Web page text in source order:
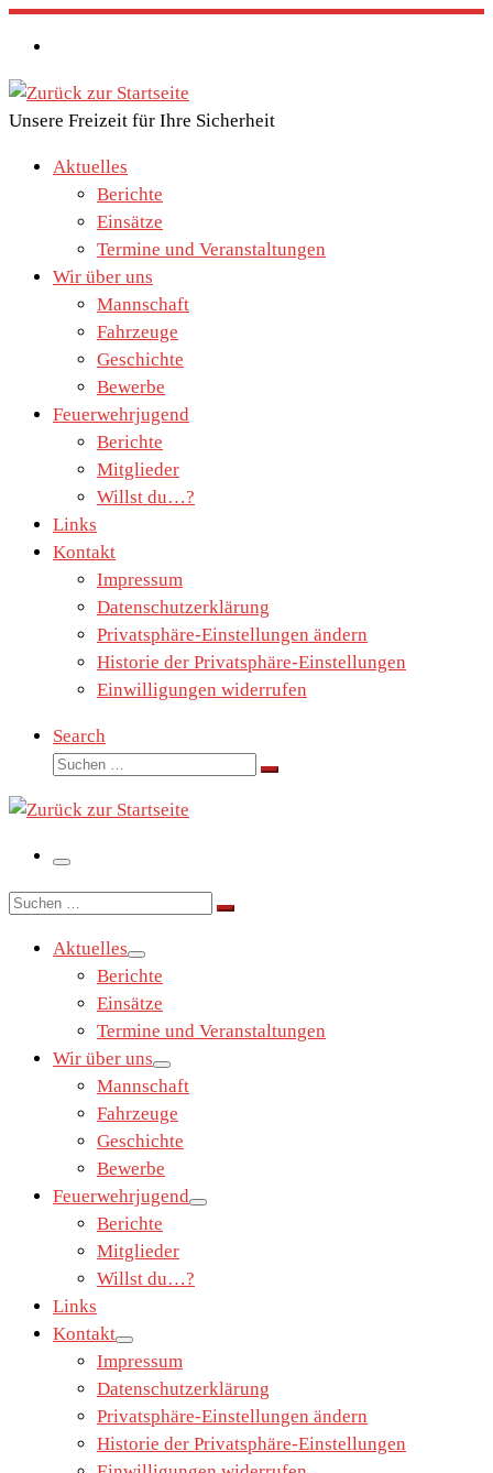
Zum
Inhalt
springen
Unsere Freizeit für Ihre Sicherheit
Aktuelles
Berichte
Einsätze
Termine und Veranstaltungen
Wir über uns
Mannschaft
Fahrzeuge
Geschichte
Bewerbe
Feuerwehrjugend
Berichte
Mitglieder
Willst du…?
Links
Kontakt
Impressum
Datenschutzerklärung
Privatsphäre-Einstellungen ändern
Historie der Privatsphäre-Einstellungen
Einwilligungen widerrufen
Search
Suche
Suchen …
Menü
Suche
Suchen …
Aktuelles
Berichte
Einsätze
Termine und Veranstaltungen
Wir über uns
Mannschaft
Fahrzeuge
Geschichte
Bewerbe
Feuerwehrjugend
Berichte
Mitglieder
Willst du…?
Links
Kontakt
Impressum
Datenschutzerklärung
Privatsphäre-Einstellungen ändern
Historie der Privatsphäre-Einstellungen